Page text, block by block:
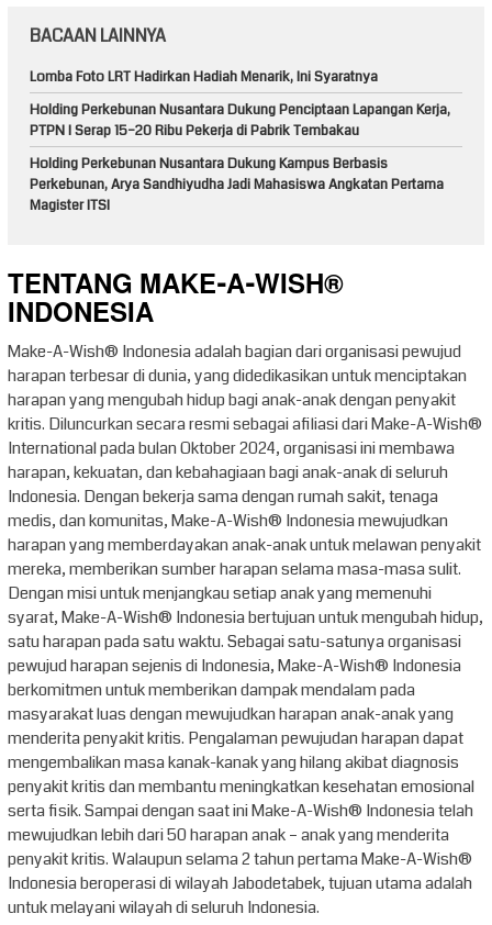
BACAAN LAINNYA
Lomba Foto LRT Hadirkan Hadiah Menarik, Ini Syaratnya
Holding Perkebunan Nusantara Dukung Penciptaan Lapangan Kerja,
PTPN I Serap 15–20 Ribu Pekerja di Pabrik Tembakau
Holding Perkebunan Nusantara Dukung Kampus Berbasis
Perkebunan, Arya Sandhiyudha Jadi Mahasiswa Angkatan Pertama
Magister ITSI
TENTANG MAKE-A-WISH®
INDONESIA
Make-A-Wish® Indonesia adalah bagian dari organisasi pewujud
harapan terbesar di dunia, yang didedikasikan untuk menciptakan
harapan yang mengubah hidup bagi anak-anak dengan penyakit
kritis. Diluncurkan secara resmi sebagai afiliasi dari Make-A-Wish®
International pada bulan Oktober 2024, organisasi ini membawa
harapan, kekuatan, dan kebahagiaan bagi anak-anak di seluruh
Indonesia. Dengan bekerja sama dengan rumah sakit, tenaga
medis, dan komunitas, Make-A-Wish® Indonesia mewujudkan
harapan yang memberdayakan anak-anak untuk melawan penyakit
mereka, memberikan sumber harapan selama masa-masa sulit.
Dengan misi untuk menjangkau setiap anak yang memenuhi
syarat, Make-A-Wish® Indonesia bertujuan untuk mengubah hidup,
satu harapan pada satu waktu. Sebagai satu-satunya organisasi
pewujud harapan sejenis di Indonesia, Make-A-Wish® Indonesia
berkomitmen untuk memberikan dampak mendalam pada
masyarakat luas dengan mewujudkan harapan anak-anak yang
menderita penyakit kritis. Pengalaman pewujudan harapan dapat
mengembalikan masa kanak-kanak yang hilang akibat diagnosis
penyakit kritis dan membantu meningkatkan kesehatan emosional
serta fisik. Sampai dengan saat ini Make-A-Wish® Indonesia telah
mewujudkan lebih dari 50 harapan anak – anak yang menderita
penyakit kritis. Walaupun selama 2 tahun pertama Make-A-Wish®
Indonesia beroperasi di wilayah Jabodetabek, tujuan utama adalah
untuk melayani wilayah di seluruh Indonesia.